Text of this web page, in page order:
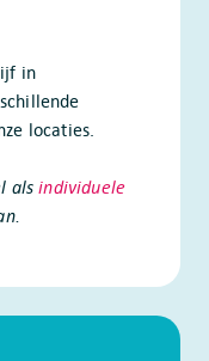
in
locaties.
alsindividuele